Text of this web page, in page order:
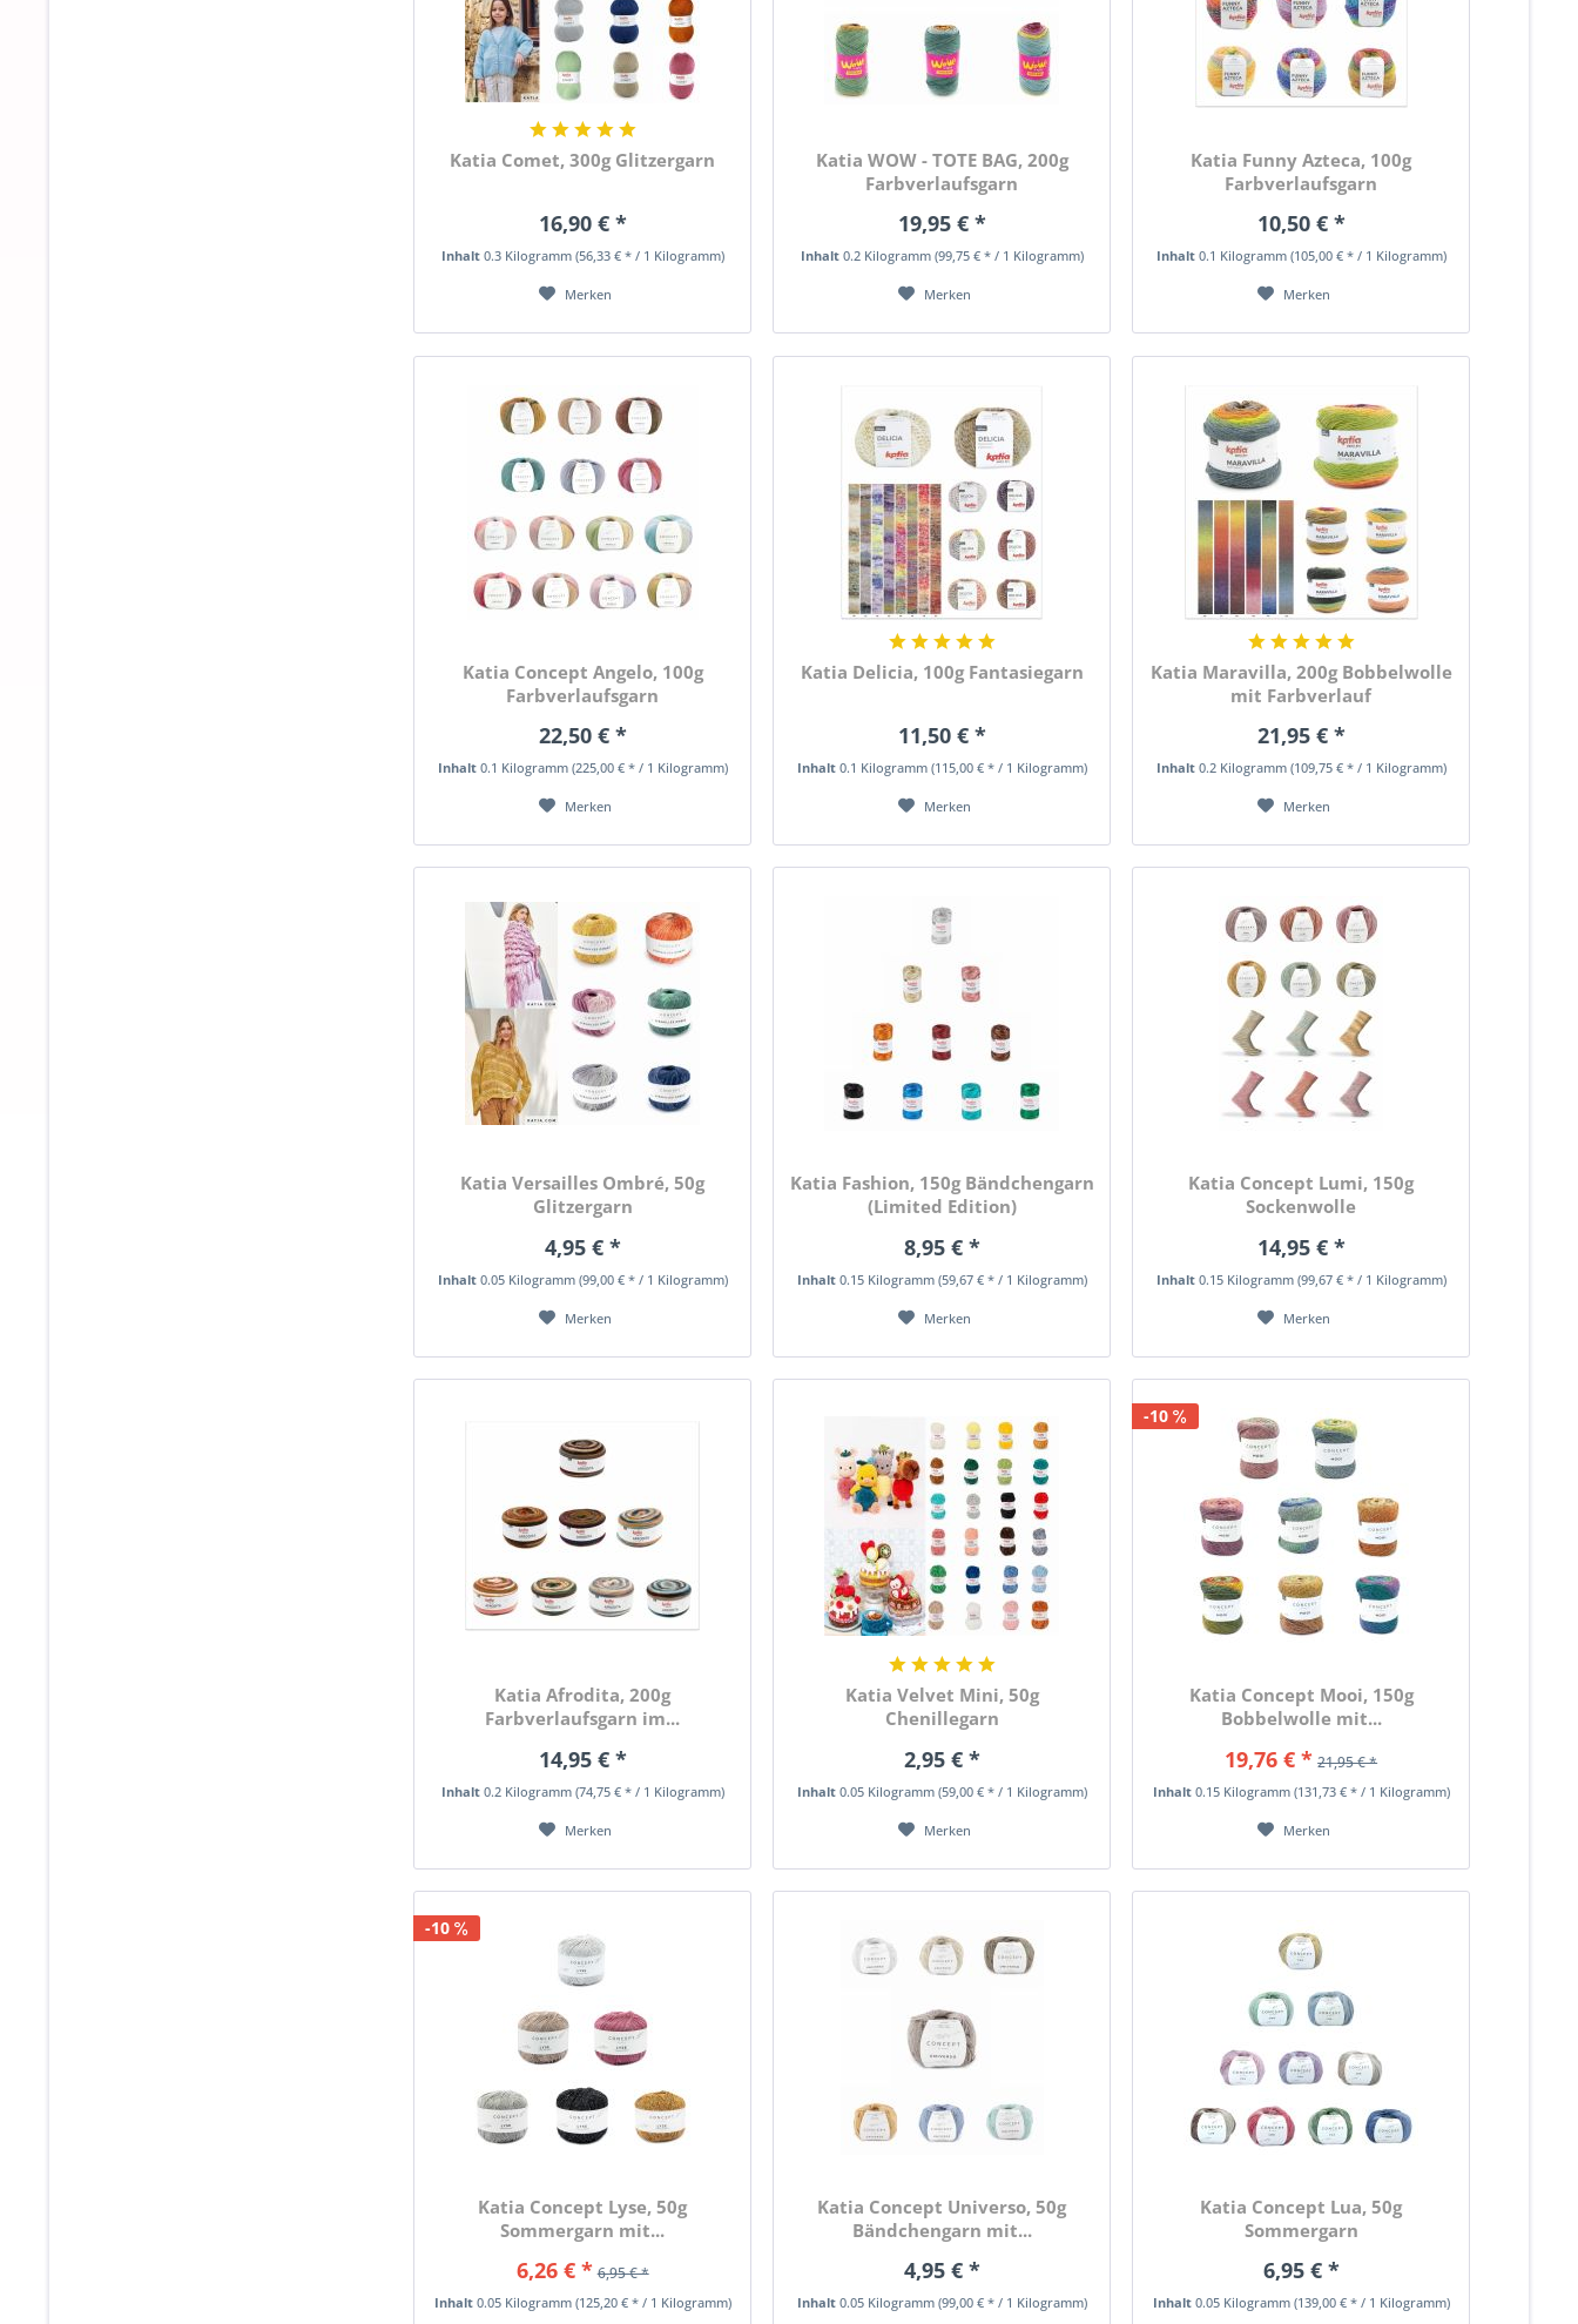
Katia Comet, 300g Glitzergarn
16,90 € *
Inhalt 0.3 Kilogramm (56,33 € * / 1 Kilogramm)
Merken
Katia WOW - TOTE BAG, 200g
Farbverlaufsgarn
19,95 € *
Inhalt 0.2 Kilogramm (99,75 € * / 1 Kilogramm)
Merken
Katia Funny Azteca, 100g
Farbverlaufsgarn
10,50 € *
Inhalt 0.1 Kilogramm (105,00 € * / 1 Kilogramm)
Merken
Katia Concept Angelo, 100g
Farbverlaufsgarn
22,50 € *
Inhalt 0.1 Kilogramm (225,00 € * / 1 Kilogramm)
Merken
Katia Delicia, 100g Fantasiegarn
11,50 € *
Inhalt 0.1 Kilogramm (115,00 € * / 1 Kilogramm)
Merken
Katia Maravilla, 200g Bobbelwolle
mit Farbverlauf
21,95 € *
Inhalt 0.2 Kilogramm (109,75 € * / 1 Kilogramm)
Merken
Katia Versailles Ombré, 50g
Glitzergarn
4,95 € *
Inhalt 0.05 Kilogramm (99,00 € * / 1 Kilogramm)
Merken
Katia Fashion, 150g Bändchengarn
(Limited Edition)
8,95 € *
Inhalt 0.15 Kilogramm (59,67 € * / 1 Kilogramm)
Merken
Katia Concept Lumi, 150g
Sockenwolle
14,95 € *
Inhalt 0.15 Kilogramm (99,67 € * / 1 Kilogramm)
Merken
Katia Afrodita, 200g
Farbverlaufsgarn im...
14,95 € *
Inhalt 0.2 Kilogramm (74,75 € * / 1 Kilogramm)
Merken
Katia Velvet Mini, 50g
Chenillegarn
2,95 € *
Inhalt 0.05 Kilogramm (59,00 € * / 1 Kilogramm)
Merken
-10
Katia Concept Mooi, 150g
Bobbelwolle mit...
19,76 € * 21,95 € *
Inhalt 0.15 Kilogramm (131,73 € * / 1 Kilogramm)
Merken
-10
Katia Concept Lyse, 50g
Sommergarn mit...
6,26 € * 6,95 € *
Inhalt 0.05 Kilogramm (125,20 € * / 1 Kilogramm)
Katia Concept Universo, 50g
Bändchengarn mit...
4,95 € *
Inhalt 0.05 Kilogramm (99,00 € * / 1 Kilogramm)
Katia Concept Lua, 50g
Sommergarn
6,95 € *
Inhalt 0.05 Kilogramm (139,00 € * / 1 Kilogramm)